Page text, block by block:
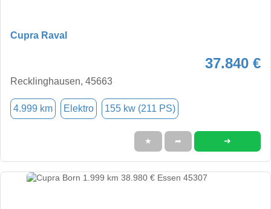
Cupra Raval
37.840 €
Recklinghausen, 45663
4.999 km Elektro 155 kw (211 PS)
★ ➦ ➜